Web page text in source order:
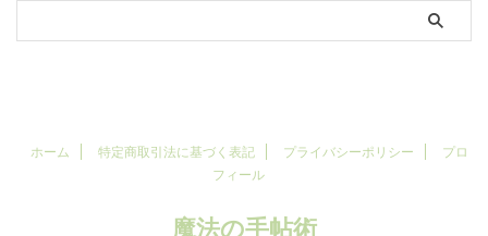
ホーム 特定商取引法に基づく表記 プライバシーポリシー
プロ
フィール
魔法の手帖術